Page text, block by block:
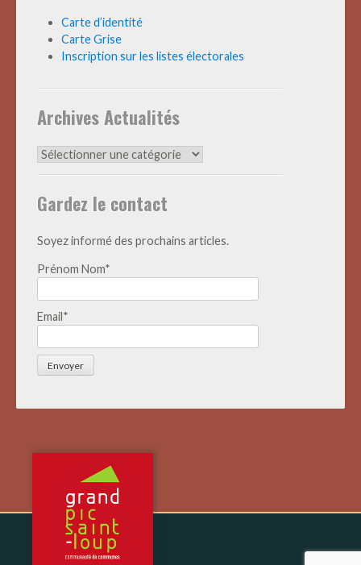
Carte d’identité
Carte Grise
Inscription sur les listes électorales
Archives Actualités
Archives
Gardez le contact
Soyez informé des prochains articles.
Prénom Nom*
Email*